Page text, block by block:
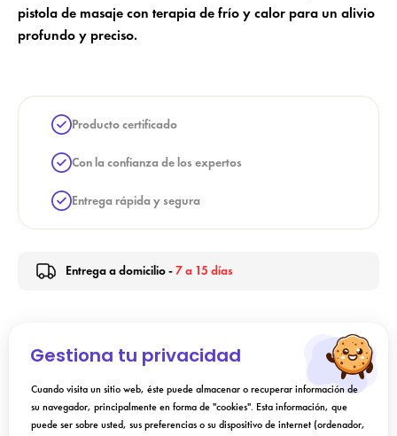
pistola de masaje con terapia de frío y calor para un alivio
profundo y preciso.
Producto certificado
Con la confianza de los expertos
Entrega rápida y segura
Entrega a domicilio -7 a 15 días
Instrucciones de uso
Gestiona tu privacidad
Cuando visita un sitio web, éste puede almacenar o recuperar información de
su navegador, principalmente en forma de "cookies". Esta información, que
puede ser sobre usted, sus preferencias o su dispositivo de internet (ordenador,